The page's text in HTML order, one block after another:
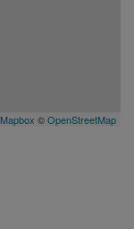
Mapbox ©OpenStreetMap